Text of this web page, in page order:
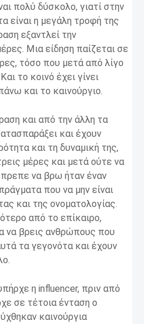
πολύ δύσκολο, γιατί στην
είναι η μεγάλη τροφή της
εξαντλεί την
Μια είδηση παίζεται σε
τόσο που μετά από λίγο
το κοινό έχει γίνει
και το καινούργιο.
και από την άλλη τα
και έχουν
και τη δυναμική της,
μέρες και μετά ούτε να
να βρω ήταν έναν
που να μην είναι
και της ονοματολογίας.
από το επίκαιρο,
να βρεις ανθρώπους που
τα γεγονότα και έχουν
η influencer, πριν από
σε τέτοια ένταση ο
καινούργια